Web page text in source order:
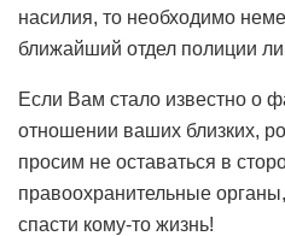
насилия, то необходимо
ближайший отдел полиции
Если Вам стало известно о
отношении ваших близких,
просим не оставаться в
правоохранительные
спасти кому-то жизнь!